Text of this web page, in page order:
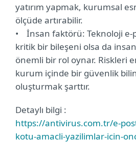
yatırım yapmak, kurumsal
ölçüde artırabilir.
• İnsan faktörü: Teknoloji e-
kritik bir bileşeni olsa da
önemli bir rol oynar. Riskleri
kurum içinde bir güvenlik
oluşturmak şarttır.
Detaylı bilgi :
https://antivirus.com.tr/e-
kotu-amacli-yazilimlar-icin-